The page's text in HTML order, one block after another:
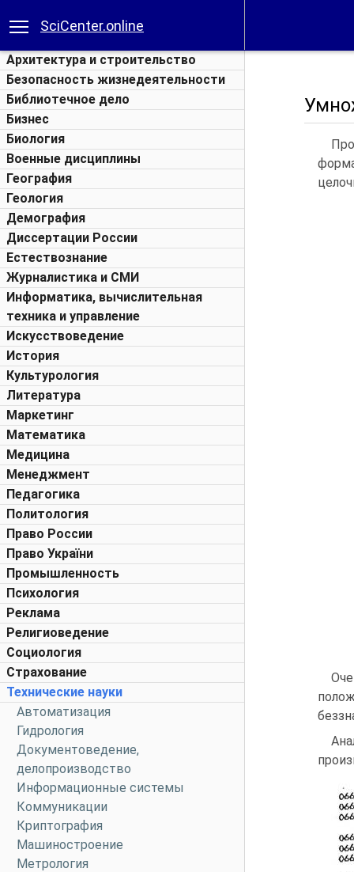
SciCenter.online
Архитектура и строительство
Безопасность жизнедеятельности
Библиотечное дело
Бизнес
Биология
Военные дисциплины
География
Геология
Демография
Диссертации России
Естествознание
Журналистика и СМИ
Информатика, вычислительная
техника и управление
Искусствоведение
История
Культурология
Литература
Маркетинг
Математика
Медицина
Менеджмент
Педагогика
Политология
Право России
Право України
Промышленность
Психология
Реклама
Религиоведение
Социология
Страхование
Технические науки
Автоматизация
Гидрология
Документоведение,
делопроизводство
Информационные системы
Коммуникации
Криптография
Машиностроение
Метрология